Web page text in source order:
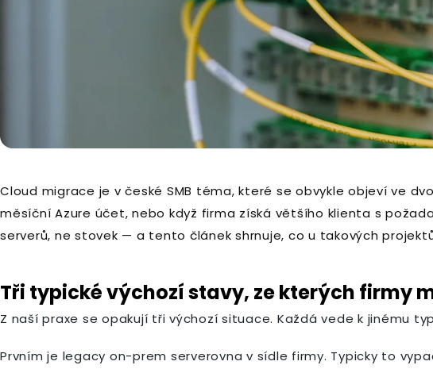
Cloud migrace je v české SMB téma, které se obvykle objeví ve
měsíční Azure účet, nebo když firma získá většího klienta s
serverů, ne stovek — a tento článek shrnuje, co u takových
Tři typické výchozí stavy, ze kterých firmy
Z naší praxe se opakují tři výchozí situace. Každá vede k jinému
Prvním je legacy on-prem serverovna v sídle firmy. Typicky to